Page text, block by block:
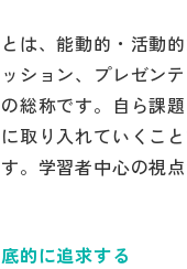
は、能動的・活動
ション、プレゼン
総称です。自ら課
取り入れていくこ
。学習者中心の視
的に追求する